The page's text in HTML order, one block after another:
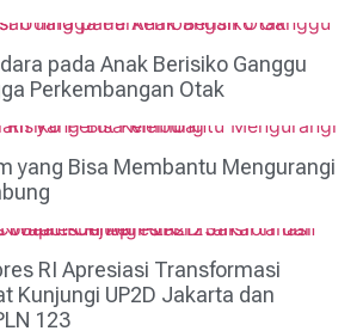
pada Anak Berisiko Ganggu
Perkembangan Otak
yang Bisa Membantu Mengurangi
RI Apresiasi Transformasi
Kunjungi UP2D Jakarta dan
123